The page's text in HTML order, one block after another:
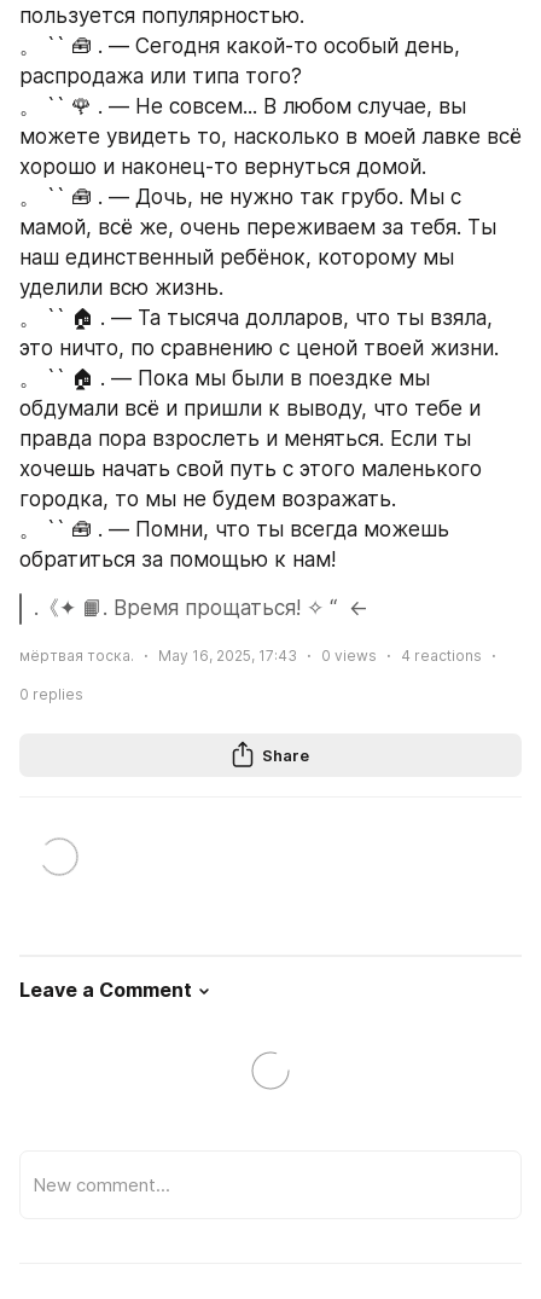
пользуется популярностью.
。 `` 🧰 . — Сегодня какой-то особый день,
распродажа или типа того?
。 `` 🌹 . — Не совсем... В любом случае, вы
можете увидеть то, насколько в моей лавке всё
хорошо и наконец-то вернуться домой.
。 `` 🧰 . — Дочь, не нужно так грубо. Мы с
мамой, всё же, очень переживаем за тебя. Ты
наш единственный ребёнок, которому мы
уделили всю жизнь.
。 `` 🏠 . — Та тысяча долларов, что ты взяла,
это ничто, по сравнению с ценой твоей жизни.
。 `` 🏠 . — Пока мы были в поездке мы
обдумали всё и пришли к выводу, что тебе и
правда пора взрослеть и меняться. Если ты
хочешь начать свой путь с этого маленького
городка, то мы не будем возражать.
。 `` 🧰 . — Помни, что ты всегда можешь
обратиться за помощью к нам!
.《✦ 📙. Время прощаться! ✧ “  ←
мёртвая тоска. May 16, 2025, 17:43 0 views 4 reactions
0 replies
Share
Leave a Comment